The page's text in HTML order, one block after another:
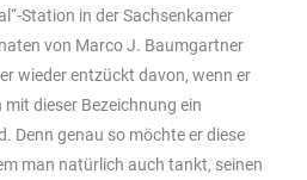
Station in der Sachsenkamer
von Marco J. Baumgartner
wieder entzückt davon, wenn er
dieser Bezeichnung ein
Denn genau so möchte er diese
man natürlich auch tankt, seinen